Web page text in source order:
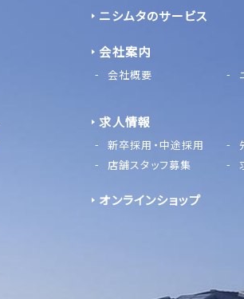
ニシムタのサービス
会社案内
会社概要
求人情報
新卒採用・中途採用
店舗スタッフ募集
オンラインショップ